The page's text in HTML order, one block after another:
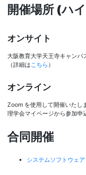
開催場所 (ハ
オンサイト
大阪教育大学天王寺キャン
（詳細はこちら ）
オンライン
Zoom を使用して開催いたし
理学会マイページから参加申
合同開催
システムソフトウェ